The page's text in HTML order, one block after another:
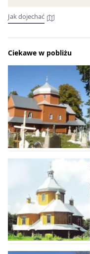
Jak dojechać
Ciekawe w pobliżu